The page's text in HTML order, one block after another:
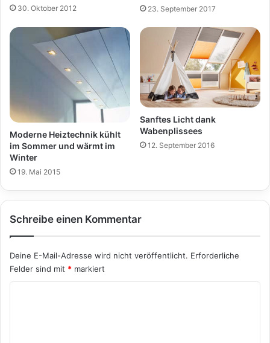
30. Oktober 2012 23. September 2017
Moderne Heiztechnik kühlt
im Sommer und wärmt im
Winter
19. Mai 2015
Sanftes Licht dank
Wabenplissees
12. September 2016
Schreibe einen Kommentar
Deine E-Mail-Adresse wird nicht veröffentlicht. Erforderliche
Felder sind mit * markiert